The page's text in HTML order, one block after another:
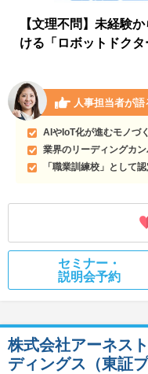
【文理不問】未経験
ける「ロボットドク
人事担当者が語
AIやIoT化が進むモノづ
業界のリーディングカ
「職業訓練校」として
セミナー・
説明会予約
株式会社アーネス
ディングス（東証